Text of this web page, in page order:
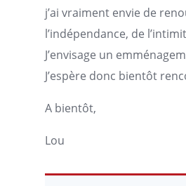
j’ai vraiment envie de
l’indépendance, de
J’envisage un
J’espère donc bientôt
A bientôt,
Lou